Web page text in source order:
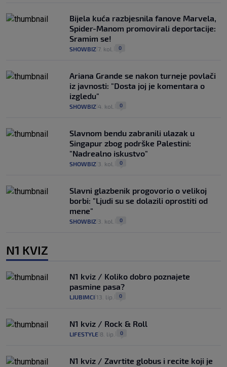
Bijela kuća razbjesnila fanove Marvela,
Spider-Manom promovirali deportacije:
Sramim se!
SHOWBIZ 7. kol. 0
Ariana Grande se nakon turneje povlači
iz javnosti: "Dosta joj je komentara o
izgledu"
SHOWBIZ 4. kol. 0
Slavnom bendu zabranili ulazak u
Singapur zbog podrške Palestini:
"Nadrealno iskustvo"
SHOWBIZ 3. kol. 0
Slavni glazbenik progovorio o velikoj
borbi: "Ljudi su se dolazili oprostiti od
mene"
SHOWBIZ 3. kol. 0
N1 KVIZ
N1 kviz / Koliko dobro poznajete
pasmine pasa?
LJUBIMCI 13. lip. 0
N1 kviz / Rock & Roll
LIFESTYLE 8. lip. 0
N1 kviz / Zavrtite globus i recite koji je